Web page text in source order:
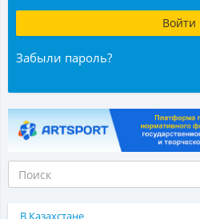
Забыли пароль?